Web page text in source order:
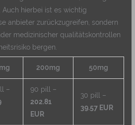
hierbei ist es wichtig
anbieter zurückzugreifen, sondern
medizinischer qualitätskontrollen
bergen.
200mg 50mg
–
90 pill –
202.81
EUR
30 pill –
39.57 EUR